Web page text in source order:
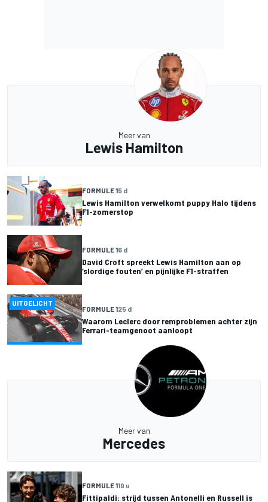
Meer van
Lewis Hamilton
FORMULE 15 d
Lewis Hamilton verwelkomt puppy Halo tijdens
F1-zomerstop
FORMULE 16 d
David Croft spreekt Lewis Hamilton aan op
‘slordige fouten’ en pijnlijke F1-straffen
UITGELICHT
FORMULE 125 d
Waarom Leclerc door remproblemen achter zijn
Ferrari-teamgenoot aanloopt
Meer van
Mercedes
FORMULE 119 u
Fittipaldi: strijd tussen Antonelli en Russell is